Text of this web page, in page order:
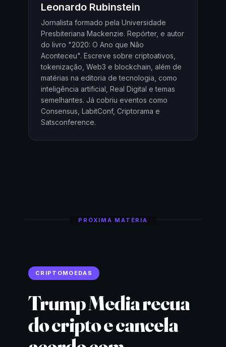
Leonardo Rubinstein
Jornalista formado pela Universidade
Presbiteriana Mackenzie. Repórter, e autor
do livro "2020: O Ano que Não
Aconteceu". Escreve sobre criptoativos,
tokenização, Web3 e blockchain, além de
matérias na editoria de tecnologia, como
inteligência artificial, Real Digital e temas
semelhantes. Já cobriu eventos como
Consensus, LabitConf, Criptorama e
Satsconference.
PRÓXIMA MATÉRIA
CRIPTOMOEDAS
Trump Media recua
do cripto e cancela